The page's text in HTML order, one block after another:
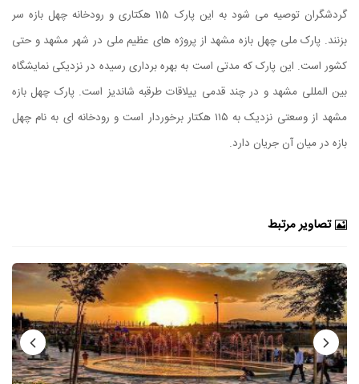
گردشگران توصیه می شود به این پارک 115 هکتاری و رودخانه چهل بازه سر
بزنند. پارک ملی چهل بازه مشهد از پروژه های عظیم ملی در شهر مشهد و حتی
کشور است. این پارک که مدتی است به بهره برداری رسیده در نزدیکی نمایشگاه
بین المللی مشهد و در چند قدمی ییلاقات طرقبه شاندیز است. پارک چهل بازه
مشهد از وسعتی نزدیک به ۱۱۵ هکتار برخوردار است و رودخانه ای به نام چهل
بازه در میان آن جریان دارد.
تصاویر مرتبط